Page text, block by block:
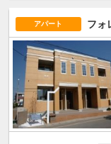
アパート フォ